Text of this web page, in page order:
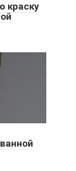
краску